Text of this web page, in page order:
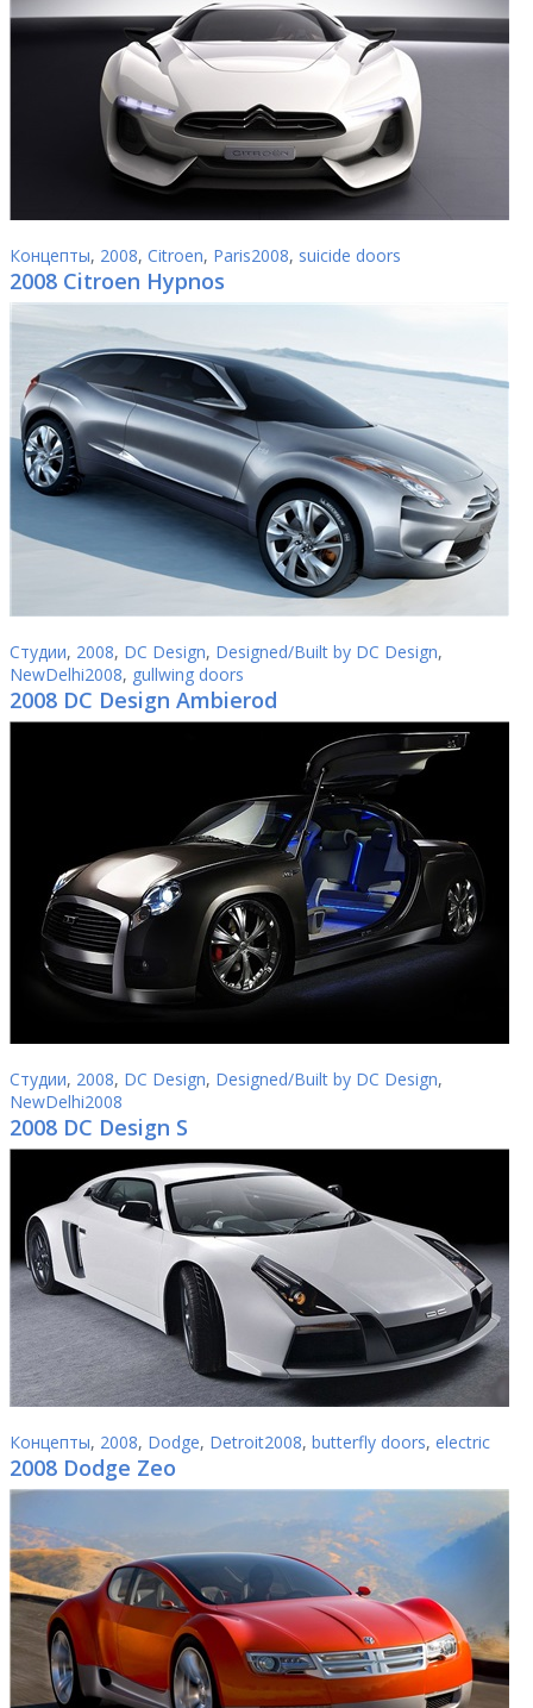
Концепты, 2008, Citroen, Paris2008, suicide doors
2008 Citroen Hypnos
Студии, 2008, DC Design, Designed/Built by DC Design,
NewDelhi2008, gullwing doors
2008 DC Design Ambierod
Студии, 2008, DC Design, Designed/Built by DC Design,
NewDelhi2008
2008 DC Design S
Концепты, 2008, Dodge, Detroit2008, butterfly doors, electric
2008 Dodge Zeo